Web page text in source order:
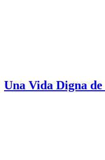
Una Vida Digna